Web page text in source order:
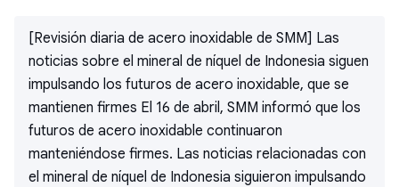
[Revisión diaria de acero inoxidable de SMM] Las
noticias sobre el mineral de níquel de Indonesia siguen
impulsando los futuros de acero inoxidable, que se
mantienen firmes El 16 de abril, SMM informó que los
futuros de acero inoxidable continuaron
manteniéndose firmes. Las noticias relacionadas con
el mineral de níquel de Indonesia siguieron impulsando